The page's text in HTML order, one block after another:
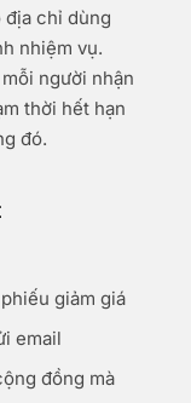
địa chỉ dùng
nhiệm vụ.
người nhận
thời hết hạn
đó.
giảm giá
email
đồng mà